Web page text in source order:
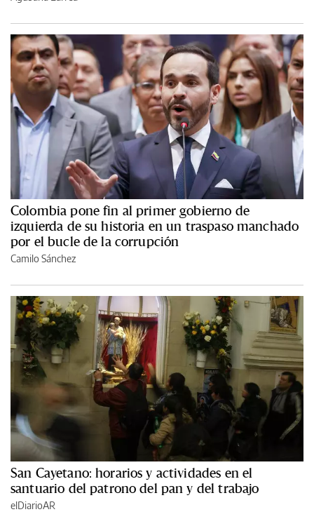
Colombia pone fin al primer gobierno de
izquierda de su historia en un traspaso manchado
por el bucle de la corrupción
Camilo Sánchez
San Cayetano: horarios y actividades en el
santuario del patrono del pan y del trabajo
elDiarioAR